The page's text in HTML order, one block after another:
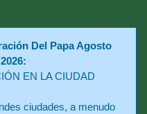
Del Papa Agosto
2026:
EN LA CIUDAD
ciudades, a menudo